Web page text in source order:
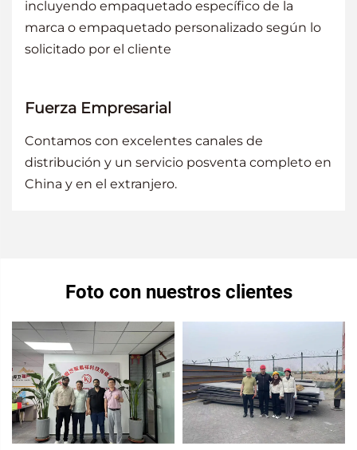
incluyendo empaquetado específico de la
marca o empaquetado personalizado según lo
solicitado por el cliente
Fuerza Empresarial
Contamos con excelentes canales de
distribución y un servicio posventa completo en
China y en el extranjero.
Foto con nuestros clientes